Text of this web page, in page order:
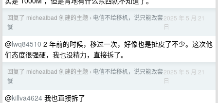
回复了 michealbad 创建的主题 › 电信不给移机，说只能改套
餐
2025 年 5 月 21
日
@lwq84510 2 年前的时候，移过一次，好像也是扯皮了不少。这次他
们态度很强硬，我也没精力，直接拆了。
回复了 michealbad 创建的主题 › 电信不给移机，说只能改套
餐
2025 年 5 月 21
日
@killva4624 我也直接拆了